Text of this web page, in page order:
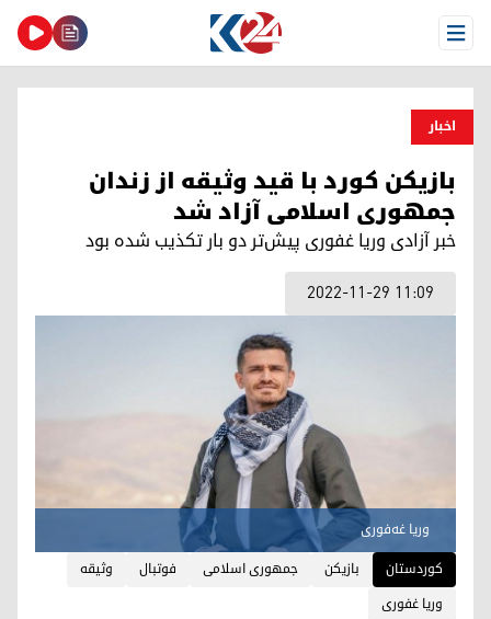
Open Menu
اخبار
بازیکن کورد با قید وثیقه از زندان
جمهوری اسلامی آزاد شد
خبر آزادی وریا غفوری پیش‌تر دو بار تکذیب شده بود
2022-11-29 11:09
وریا غەفوری
کوردستان
بازیکن جمهوری اسلامی فوتبال
وثیقه
وریا غفوری